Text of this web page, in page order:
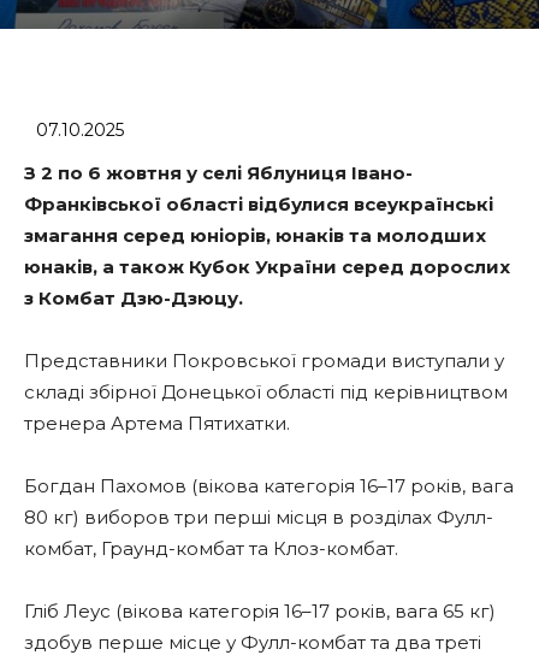
07.10.2025
З 2 по 6 жовтня у селі Яблуниця Івано-
Франківської області відбулися всеукраїнські
змагання серед юніорів, юнаків та молодших
юнаків, а також Кубок України серед дорослих
з Комбат Дзю-Дзюцу.
Представники Покровської громади виступали у
складі збірної Донецької області під керівництвом
тренера Артема Пятихатки.
Богдан Пахомов (вікова категорія 16–17 років, вага
80 кг) виборов три перші місця в розділах Фулл-
комбат, Граунд-комбат та Клоз-комбат.
Гліб Леус (вікова категорія 16–17 років, вага 65 кг)
здобув перше місце у Фулл-комбат та два треті